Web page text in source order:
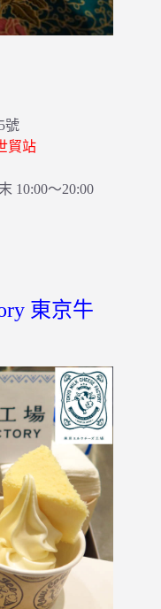
號
貿站
10:00～20:00
東京牛